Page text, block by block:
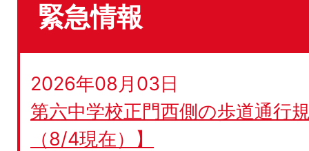
緊急情報
2026年08月03日
第六中学校正門西側の歩道通行
（8/4現在）】